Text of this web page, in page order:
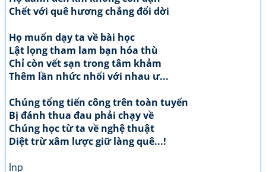
Chết với quê hương chẳng đổi dời
Họ muốn dạy ta về bài học
Lật lọng tham lam bạn hóa thù
Chỉ còn vết sạn trong tâm khảm
Thêm lần nhức nhối với nhau ư...
Chúng tổng tiến công trên toàn tuyến
Bị đánh thua đau phải chạy về
Chúng học từ ta về nghệ thuật
Diệt trừ xâm lược giữ làng quê...!
lnp